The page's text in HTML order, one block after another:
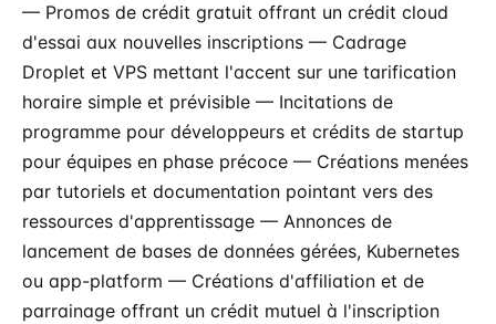
— Promos de crédit gratuit offrant un crédit cloud
d'essai aux nouvelles inscriptions — Cadrage
Droplet et VPS mettant l'accent sur une tarification
horaire simple et prévisible — Incitations de
programme pour développeurs et crédits de startup
pour équipes en phase précoce — Créations menées
par tutoriels et documentation pointant vers des
ressources d'apprentissage — Annonces de
lancement de bases de données gérées, Kubernetes
ou app-platform — Créations d'affiliation et de
parrainage offrant un crédit mutuel à l'inscription